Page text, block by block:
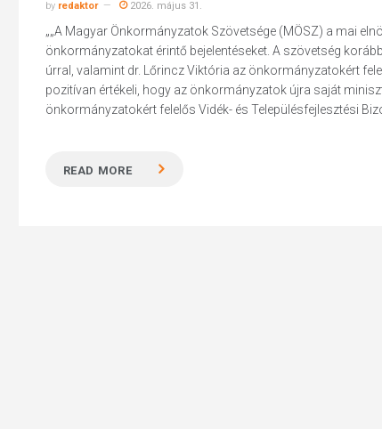
by redaktor 2026. május 31.
„„A Magyar Önkormányzatok Szövetsége (MÖSZ) a mai
önkormányzatokat érintő bejelentéseket. A szövetség
úrral, valamint dr. Lőrincz Viktória az önkormányzatokért
pozitívan értékeli, hogy az önkormányzatok újra saját
önkormányzatokért felelős Vidék- és Településfejlesztési
READ MORE